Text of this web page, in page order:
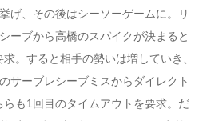
げ、その後はシーソーゲームに。リ
ーブから高橋のスパイクが決まると
。すると相手の勢いは増していき、
サーブレシーブミスからダイレクト
も1回目のタイムアウトを要求。だ